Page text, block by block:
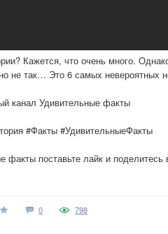
Кажется, что очень много.
не так… Это 6 самых невероятных
канал Удивительные факты
#Факты #УдивительныеФакты
факты поставьте лайк и поделитесь
0 798